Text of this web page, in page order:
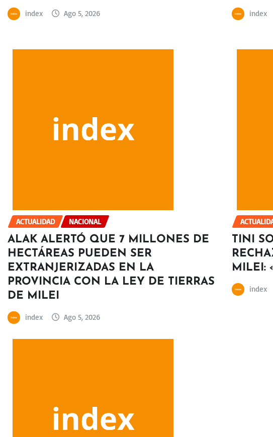
index Ago 5, 2026 index
ACTUALIDAD NACIONAL
ALAK ALERTÓ QUE 7 MILLONES DE
HECTÁREAS PUEDEN SER
EXTRANJERIZADAS EN LA
PROVINCIA CON LA LEY DE TIERRAS
DE MILEI
index Ago 5, 2026
TINI
MILEI:
index